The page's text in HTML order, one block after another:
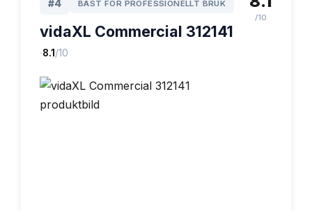
#4 BÄST FÖR PROFESSIONELLT BRUK
vidaXL Commercial 312141
·8.1 /10
/10